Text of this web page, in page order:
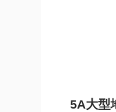
5A大型